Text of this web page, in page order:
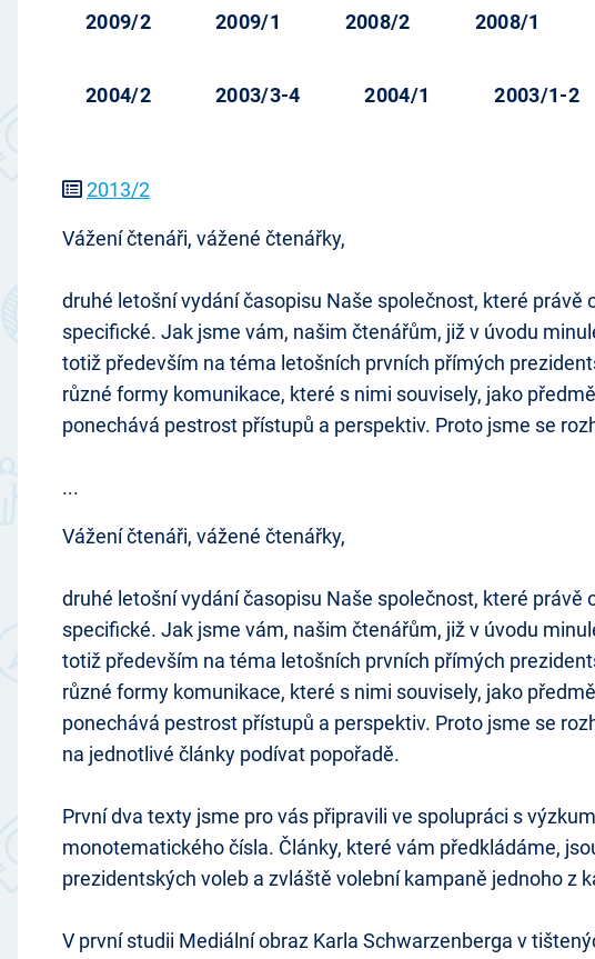
2009/2 2009/1 2008/2 2008/1
2004/2 2003/3-4 2004/1 2003/1-2
2013/2
Vážení čtenáři, vážené čtenářky,
druhé letošní vydání časopisu Naše společnost, které
specifické. Jak jsme vám, našim čtenářům, již v úvodu
totiž především na téma letošních prvních přímých
různé formy komunikace, které s nimi souvisely, jako
ponechává pestrost přístupů a perspektiv. Proto jsme se
...
Vážení čtenáři, vážené čtenářky,
druhé letošní vydání časopisu Naše společnost, které
specifické. Jak jsme vám, našim čtenářům, již v úvodu
totiž především na téma letošních prvních přímých
různé formy komunikace, které s nimi souvisely, jako
ponechává pestrost přístupů a perspektiv. Proto jsme se
na jednotlivé články podívat popořadě.
První dva texty jsme pro vás připravili ve spolupráci s
monotematického čísla. Články, které vám předkládáme,
prezidentských voleb a zvláště volební kampaně jednoho z
V první studii Mediální obraz Karla Schwarzenberga v